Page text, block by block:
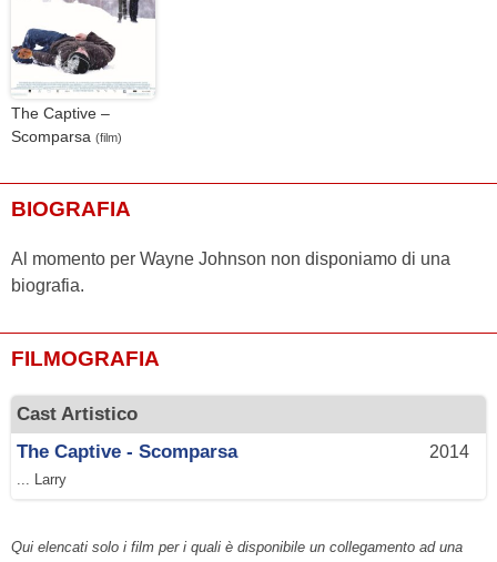
The Captive –
Scomparsa (film)
BIOGRAFIA
Al momento per Wayne Johnson non disponiamo di una
biografia.
FILMOGRAFIA
Cast Artistico
2014
The Captive - Scomparsa
... Larry
Qui elencati solo i film per i quali è disponibile un collegamento ad una